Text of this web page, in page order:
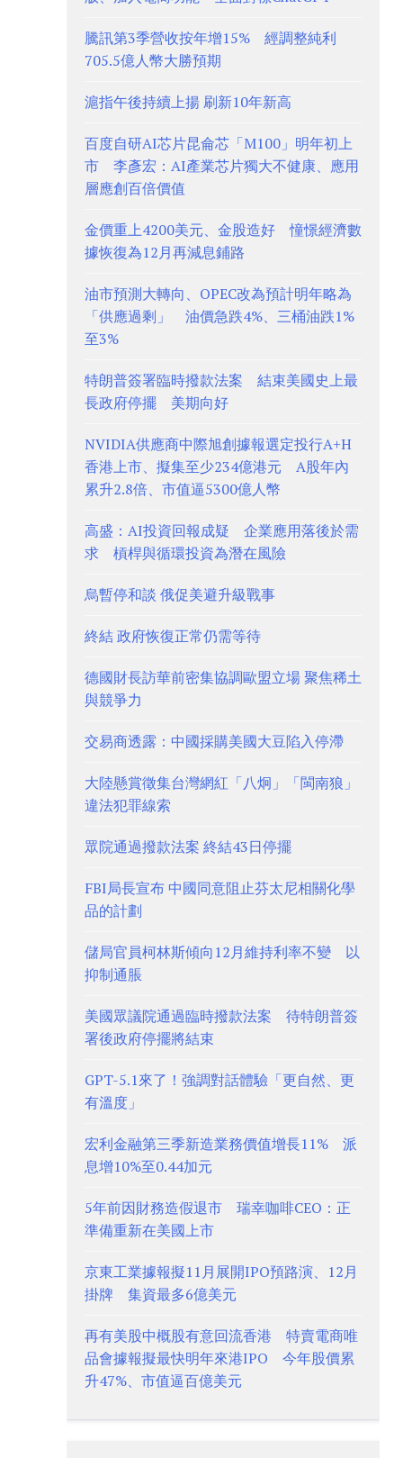
騰訊第3季營收按年增15% 經調整純利
705.5億人幣大勝預期
滬指午後持續上揚 刷新10年新高
百度自研AI芯片昆侖芯「M100」明年初上
市 李彥宏：AI產業芯片獨大不健康、應用
層應創百倍價值
金價重上4200美元、金股造好 憧憬經濟數
據恢復為12月再減息鋪路
油市預測大轉向、OPEC改為預計明年略為
「供應過剩」 油價急跌4%、三桶油跌1%
至3%
特朗普簽署臨時撥款法案 結束美國史上最
長政府停擺 美期向好
NVIDIA供應商中際旭創據報選定投行A+H
香港上市、擬集至少234億港元 A股年內
累升2.8倍、市值逼5300億人幣
高盛：AI投資回報成疑 企業應用落後於需
求 槓桿與循環投資為潛在風險
烏暫停和談 俄促美避升級戰事
終結 政府恢復正常仍需等待
德國財長訪華前密集協調歐盟立場 聚焦稀土
與競爭力
交易商透露：中國採購美國大豆陷入停滯
大陸懸賞徵集台灣網紅「八炯」「閩南狼」
違法犯罪線索
眾院通過撥款法案 終結43日停擺
FBI局長宣布 中國同意阻止芬太尼相關化學
品的計劃
儲局官員柯林斯傾向12月維持利率不變 以
抑制通脹
美國眾議院通過臨時撥款法案 待特朗普簽
署後政府停擺將結束
GPT-5.1來了！強調對話體驗「更自然、更
有溫度」
宏利金融第三季新造業務價值增長11% 派
息增10%至0.44加元
5年前因財務造假退市 瑞幸咖啡CEO：正
準備重新在美國上市
京東工業據報擬11月展開IPO預路演、12月
掛牌 集資最多6億美元
再有美股中概股有意回流香港 特賣電商唯
品會據報擬最快明年來港IPO 今年股價累
升47%、市值逼百億美元